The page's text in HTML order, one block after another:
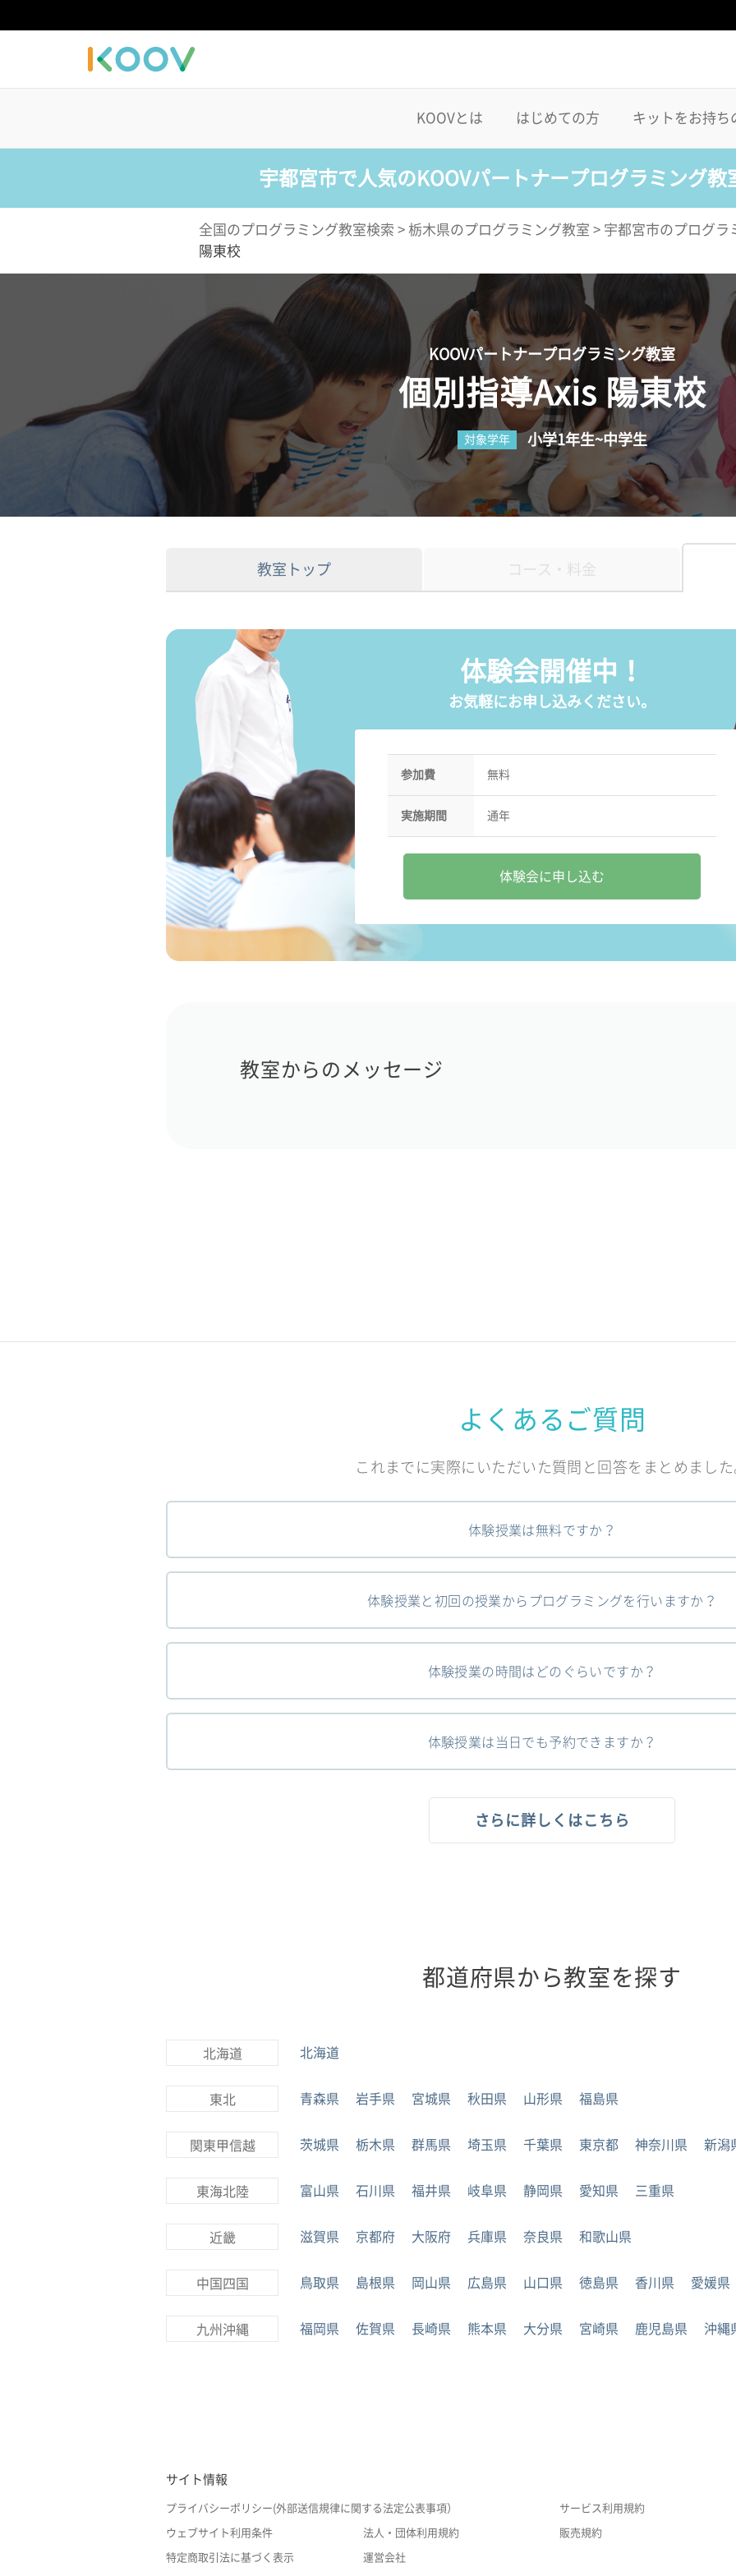
KOOVとは はじめての方 キットをお持ち
宇都宮市で人気のKOOVパートナープログラミング教
全国のプログラミング教室検索 > 栃木県のプログラミング教室 > 宇都宮市のプログラ
陽東校
KOOVパートナープログラミング教室
個別指導Axis 陽東校
対象学年 小学1年生~中学生
教室トップ コース・料金
体験会開催中！
お気軽にお申し込みください。
参加費 無料
実施期間 通年
体験会に申し込む
教室からのメッセージ
よくあるご質問
これまでに実際にいただいた質問と回答をまとめまし
体験授業は無料ですか？
体験授業と初回の授業からプログラミングを行いますか？
体験授業の時間はどのぐらいですか？
体験授業は当日でも予約できますか？
さらに詳しくはこちら
都道府県から教室を探す
北海道 北海道
東北 青森県 岩手県 宮城県 秋田県 山形県 福島県
関東甲信越 茨城県 栃木県 群馬県 埼玉県 千葉県 東京都 神奈川県 新潟
東海北陸 富山県 石川県 福井県 岐阜県 静岡県 愛知県 三重県
近畿 滋賀県 京都府 大阪府 兵庫県 奈良県 和歌山県
中国四国 鳥取県 島根県 岡山県 広島県 山口県 徳島県 香川県 愛媛県
九州沖縄 福岡県 佐賀県 長崎県 熊本県 大分県 宮崎県 鹿児島県 沖縄
サイト情報
プライバシーポリシー(外部送信規律に関する法定公表事項） サービス利用規約
ウェブサイト利用条件 法人・団体利用規約 販売規約
特定商取引法に基づく表示 運営会社